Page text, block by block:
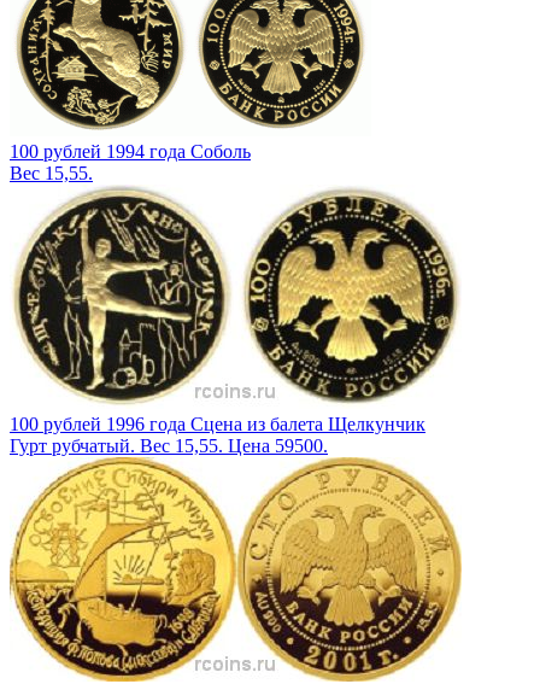
100 рублей 1994 года Соболь
Вес 15,55.
100 рублей 1996 года Сцена из балета Щелкунчик
Гурт рубчатый. Вес 15,55. Цена 59500.